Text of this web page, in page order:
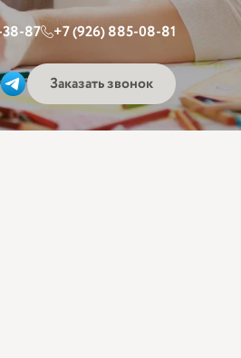
38-87 +7 (926) 885-08-81
Заказать звонок